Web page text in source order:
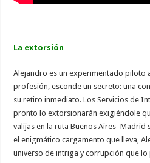
La extorsión
Alejandro es un experimentado piloto
profesión, esconde un secreto: una
su retiro inmediato. Los Servicios de
pronto lo extorsionarán exigiéndole
valijas en la ruta Buenos
el enigmático cargamento que lleva,
universo de intriga y corrupción que